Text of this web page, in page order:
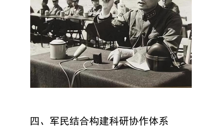
四、军民结合构建科研协作体系